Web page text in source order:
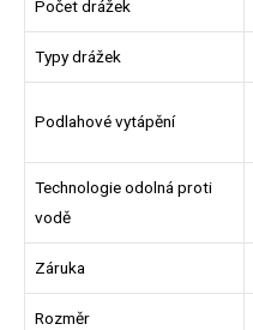
Počet drážek
Typy drážek
Podlahové vytápění
Technologie odolná proti
vodě
Záruka
Rozměr